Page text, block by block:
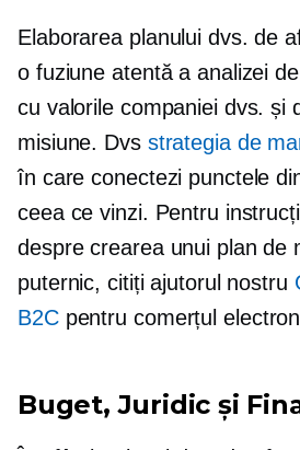
Elaborarea planului dvs. de
o fuziune atentă a analizei
cu valorile companiei dvs. și
misiune. Dvs strategia de
în care conectezi punctele
ceea ce vinzi. Pentru
despre crearea unui plan de
puternic, citiți ajutorul nostru
B2Cpentru comerțul
Buget, Juridic și